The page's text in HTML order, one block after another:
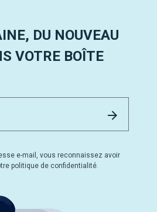
DU NOUVEAU
VOTRE BOÎTE
e-mail, vous reconnaissez avoir
politique de confidentialité.